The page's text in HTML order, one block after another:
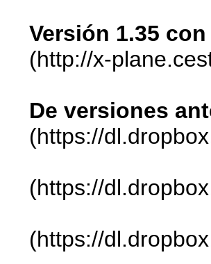
Versión 1.35
(http://x-
De versiones
(https://
(https://
(https://